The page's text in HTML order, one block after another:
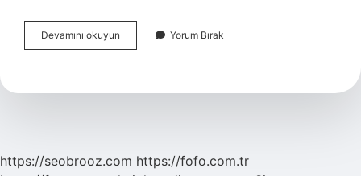
Devamını okuyun
Çetesi
Yorum Bırak
https://seobrooz.com https://fofo.com.tr